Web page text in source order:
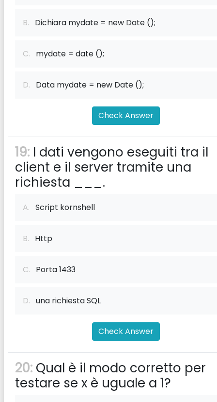
B. Dichiara mydate = new Date ();
C. mydate = date ();
D. Data mydate = new Date ();
Check Answer
19: I dati vengono eseguiti tra il
client e il server tramite una
richiesta ___.
A. Script kornshell
B. Http
C. Porta 1433
D. una richiesta SQL
Check Answer
20: Qual è il modo corretto per
testare se x è uguale a 1?